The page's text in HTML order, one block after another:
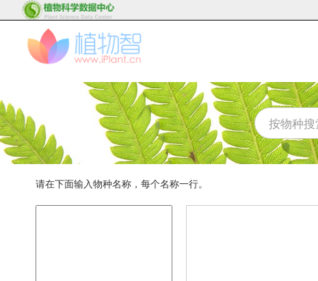
请在下面输入物种名称，每个名称一行。